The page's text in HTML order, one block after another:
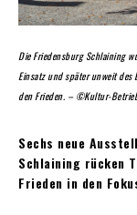
Die Friedensburg Schlaining
Einsatz und später unweit des
den Frieden. – ©Kultur-
Sechs neue
Schlaining rücken
Frieden in den